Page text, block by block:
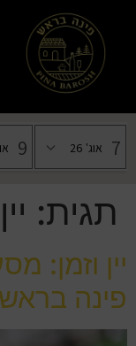
תגית: יין
יין וזמן:
פינה בראש